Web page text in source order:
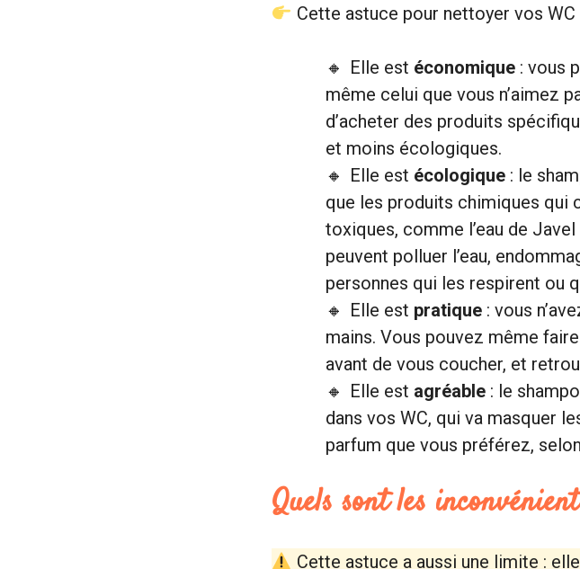
Cette astuce pour nettoyer vos
Elle est économique : vous
même celui que vous n’aimez
d’acheter des produits
et moins écologiques.
Elle est écologique : le
que les produits chimiques qui
toxiques, comme l’eau de
peuvent polluer l’eau,
personnes qui les respirent ou
Elle est pratique : vous
mains. Vous pouvez même
avant de vous coucher, et
Elle est agréable : le
dans vos WC, qui va masquer
parfum que vous préférez,
Quels sont les
Cette astuce a aussi une limite :